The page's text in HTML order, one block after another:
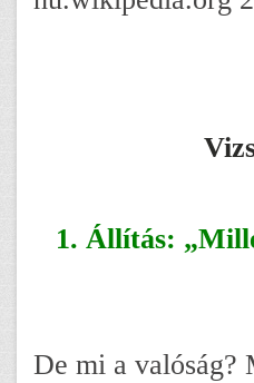
1. Állítás:
De mi a valóság?